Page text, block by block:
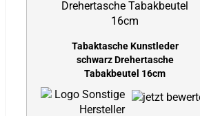
Tabaktasche Kunstleder
schwarz Drehertasche
Tabakbeutel 16cm